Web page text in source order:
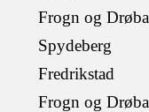
Frogn og
Spydeberg
Fredrikstad
Frogn og